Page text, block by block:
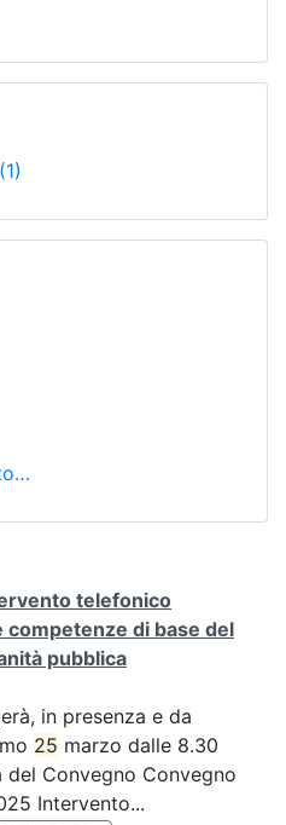
(1)
telefonico
di base del
pubblica
in presenza e da
25 marzo dalle 8.30
del Convegno Convegno
Intervento...